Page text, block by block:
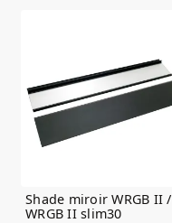
Shade miroir WRGB II /
WRGB II slim30